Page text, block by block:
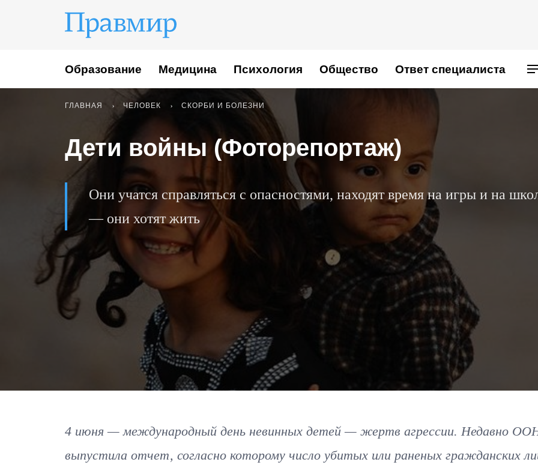
Образование Медицина Психология Общество Ответ специалиста
ГЛАВНАЯ ЧЕЛОВЕК СКОРБИ И БОЛЕЗНИ
Дети войны (Фоторепортаж)
Они учатся справляться с опасностями, находят время на игры и на
— они хотят жить
4 июня — международный день невинных детей — жертв агрессии. Недавно
выпустила отчет, согласно которому число убитых или раненых гражданских